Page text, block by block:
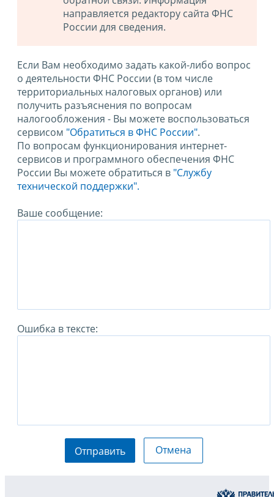
направляется редактору сайта ФНС
России для сведения.
Если Вам необходимо задать какой-либо вопрос
о деятельности ФНС России (в том числе
территориальных налоговых органов) или
получить разъяснения по вопросам
налогообложения - Вы можете воспользоваться
сервисом "Обратиться в ФНС России".
По вопросам функционирования интернет-
сервисов и программного обеспечения ФНС
России Вы можете обратиться в "Службу
технической поддержки".
Ваше сообщение:
Ошибка в тексте:
Отправить Отмена